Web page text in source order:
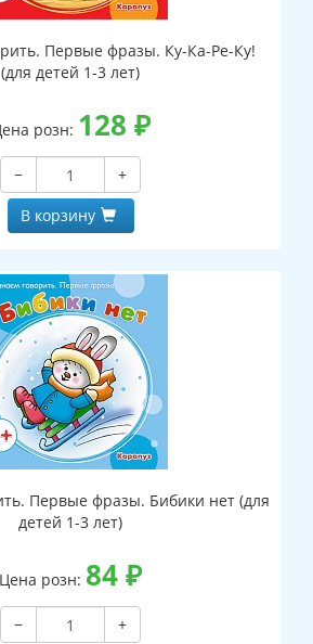
Первые фразы. Ку-Ка-Ре-Ку!
(для детей 1-3 лет)
розн: 128 ₽
−
+
В корзину
Первые фразы. Бибики нет (для
детей 1-3 лет)
Цена розн: 84₽
−
+